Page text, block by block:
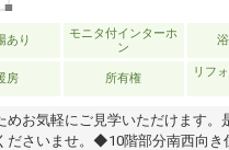
徒歩約15分・「大垣」駅…徒歩約9
ＯＫＢストリート郭町」停…徒歩
ティ大垣店…徒歩約8分・セブンイ
目店…徒歩約5分
あり
モニタ付インターホ
ン
房 所有権
リフ
めお気軽にご見学いただけます。
ださいませ。◆10階部分南西向き